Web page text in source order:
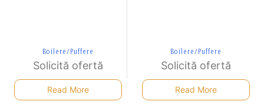
Boilere/Puffere
Solicită ofertă
Read More
Boilere/Puffere
Solicită ofertă
Read More